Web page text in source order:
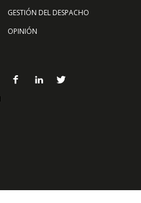
GESTIÓN DEL DESPACHO
OPINIÓN